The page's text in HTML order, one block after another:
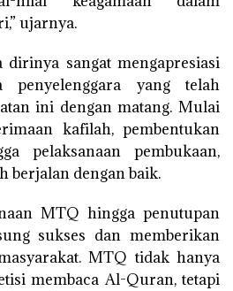
ujarnya.
dirinya sangat mengapresiasi
yang telah
ini dengan matang. Mulai
kafilah, pembentukan
pelaksanaan pembukaan,
berjalan dengan baik.
MTQ hingga penutupan
sukses dan memberikan
MTQ tidak hanya
membaca Al-Quran, tetapi